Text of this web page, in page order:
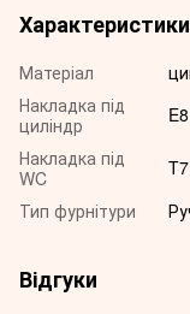
Характеристики
Матеріал
Накладка під
циліндр
Накладка під
WC
Тип фурнітури
Відгуки